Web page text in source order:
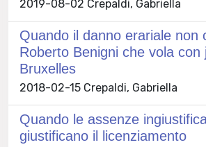
2019-08-02 Crepaldi, Gabriella
Quando il danno erariale non
Roberto Benigni che vola con
Bruxelles
2018-02-15 Crepaldi, Gabriella
Quando le assenze
giustificano il licenziamento